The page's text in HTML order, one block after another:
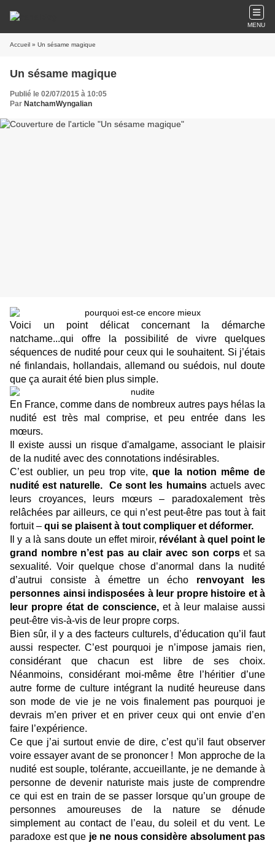
MENU
Accueil » Un sésame magique
Un sésame magique
Publié le 02/07/2015 à 10:05
Par NatchamWyngalian
Voici un point délicat concernant la démarche
natchame...qui offre la possibilité de vivre quelques
séquences de nudité pour ceux qui le souhaitent. Si j’étais
né finlandais, hollandais, allemand ou suédois, nul doute
que ça aurait été bien plus simple.
En France, comme dans de nombreux autres pays hélas la
nudité est très mal comprise, et peu entrée dans les
mœurs.
Il existe aussi un risque d'amalgame, associant le plaisir
de la nudité avec des connotations indésirables.
C’est oublier, un peu trop vite, que la notion même de
nudité est naturelle.
Ce sont les humainsactuels avec
leurs croyances, leurs mœurs – paradoxalement très
relâchées par ailleurs, ce qui n’est peut-être pas tout à fait
fortuit – qui se plaisent à tout compliquer et déformer.
Il y a là sans doute un effet miroir, révélant à quel point le
grand nombre n’est pas au clair avec son corpset sa
sexualité. Voir quelque chose d’anormal dans la nudité
d’autrui consiste à émettre un écho renvoyant les
personnes ainsi indisposées à leur propre histoire et à
leur propre état de conscience, et à leur malaise aussi
peut-être vis-à-vis de leur propre corps.
Bien sûr, il y a des facteurs culturels, d’éducation qu’il faut
aussi respecter. C’est pourquoi je n’impose jamais rien,
considérant que chacun est libre de ses choix.
Néanmoins, considérant moi-même être l’héritier d’une
autre forme de culture intégrant la nudité heureuse dans
son mode de vie je ne vois finalement pas pourquoi je
devrais m’en priver et en priver ceux qui ont envie d’en
faire l’expérience.
Ce que j’ai surtout envie de dire, c’est qu’il faut observer
voire essayer avant de se prononcer ! Mon approche de la
nudité est souple, tolérante, accueillante, je ne demande à
personne de devenir naturiste mais juste de comprendre
ce qui est en train de se passer lorsque qu’un groupe de
personnes amoureuses de la nature se dénude
simplement au contact de l’eau, du soleil et du vent. Le
paradoxe est que je ne nous considère absolument pas